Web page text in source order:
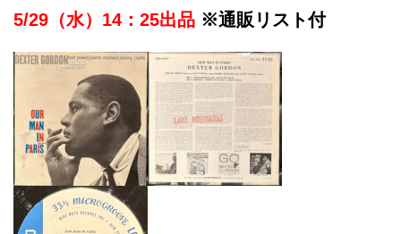
5/29（水）14：25出品 ※通販リスト付